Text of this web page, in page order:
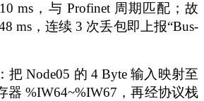
ms，与 Profinet 周期匹配；故
ms，连续 3 次丢包即上报“Bus-
把 Node05 的 4 Byte 输入映射至
器 %IW64~%IW67，再经协议栈